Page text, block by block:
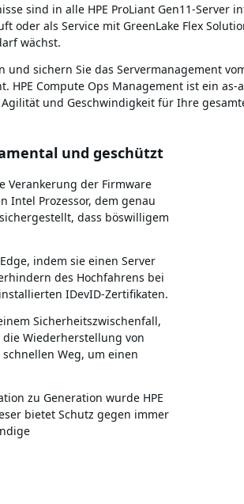
sind in alle HPE ProLiant Gen11-
oder als Service mit GreenLake Flex
wächst.
und sichern Sie das Servermanagement
HPE Compute Ops Management ist ein
und Geschwindigkeit für Ihre
und geschützt
Verankerung der Firmware
Intel Prozessor, dem genau
dass böswilligem
indem sie einen Server
des Hochfahrens bei
IDevID-Zertifikaten.
Sicherheitszwischenfall,
Wiederherstellung von
Weg, um einen
zu Generation wurde HPE
bietet Schutz gegen immer